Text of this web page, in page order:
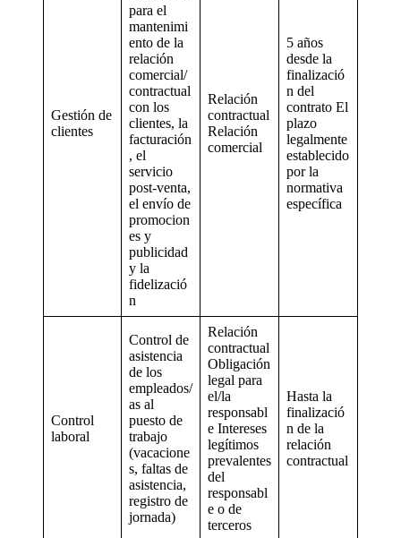
Gestión de
clientes
para el
mantenimi
ento de la
relación
comercial/
contractual
con los
clientes, la
facturación
, el
servicio
post-venta,
el envío de
promocion
es y
publicidad
y la
fidelizació
n
Relación
contractual
Relación
comercial
5 años
desde la
finalizació
n del
contrato El
plazo
legalmente
establecido
por la
normativa
específica
Control
laboral
Control de
asistencia
de los
empleados/
as al
puesto de
trabajo
(vacacione
s, faltas de
asistencia,
registro de
jornada)
Relación
contractual
Obligación
legal para
el/la
responsabl
e Intereses
legítimos
prevalentes
del
responsabl
e o de
terceros
Hasta la
finalizació
n de la
relación
contractual